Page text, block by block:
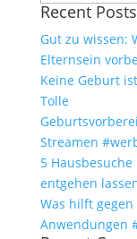
nach:
Recent Posts
Gut zu wissen:
Elternsein
Keine Geburt
Tolle
Streamen
5
entgehen
Was hilft
Anwendungen